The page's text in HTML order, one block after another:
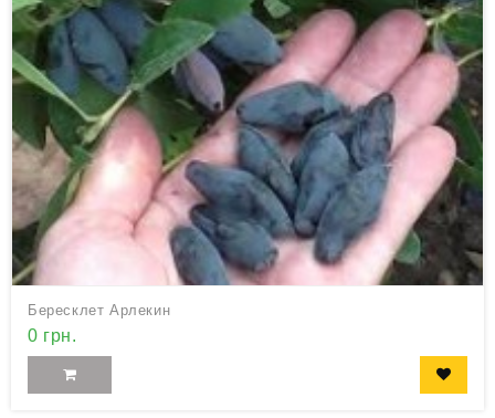
Бересклет Арлекин
0 грн.